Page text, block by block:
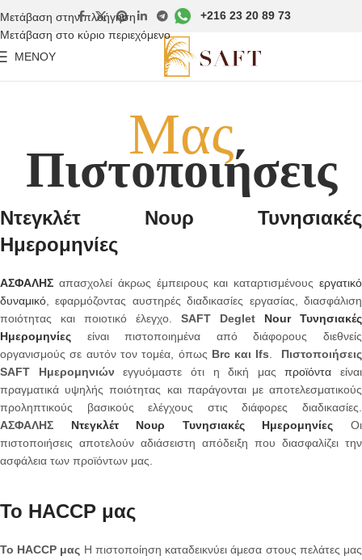
Μετάβαση στην πλοήγηση
Μετάβαση στο κύριο περιεχόμενο
+216 23 20 89 73
ΜΕΝΟΎ
Μας
Πιστοποιήσεις
Ντεγκλέτ Νουρ Τυνησιακές
Ημερομηνίες
ΑΣΦΑΛΗΣ απασχολεί άκρως έμπειρους και καταρτισμένους εργατικό
δυναμικό , εφαρμόζοντας αυστηρές διαδικασίες εργασίας, διασφάλιση
ποιότητας και ποιοτικό έλεγχο. SAFT Deglet Nour Τυνησιακές
Ημερομηνίες είναι πιστοποιημένα από διάφορους διεθνείς
οργανισμούς σε αυτόν τον τομέα, όπως Brc και Ifs
Πιστοποιήσεις
SAFT Ημερομηνιών εγγυόμαστε ότι η δική μαςπροϊόντα είναι
πραγματικά υψηλής ποιότητας και παράγονται με αποτελεσματικούς
προληπτικούς βασικούς ελέγχους στις διάφορες διαδικασίες.
ΑΣΦΑΛΗΣ Ντεγκλέτ Νουρ Τυνησιακές Ημερομηνίες Οι
πιστοποιήσεις αποτελούν αδιάσειστη απόδειξη που διασφαλίζει την
ασφάλεια των προϊόντων μας.
Το HACCP μας
Το HACCP μας Η πιστοποίηση καταδεικνύει άμεσα στους πελάτες μας